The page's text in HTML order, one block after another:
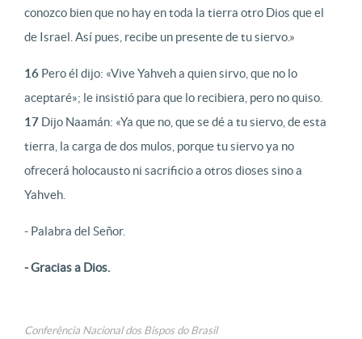
conozco bien que no hay en toda la tierra otro Dios que el
de Israel. Así pues, recibe un presente de tu siervo.»
16 Pero él dijo: «Vive Yahveh a quien sirvo, que no lo
aceptaré»; le insistió para que lo recibiera, pero no quiso.
17 Dijo Naamán: «Ya que no, que se dé a tu siervo, de esta
tierra, la carga de dos mulos, porque tu siervo ya no
ofrecerá holocausto ni sacrificio a otros dioses sino a
Yahveh.
- Palabra del Señor.
- Gracias a Dios.
Conferência Nacional dos Bispos do Brasil